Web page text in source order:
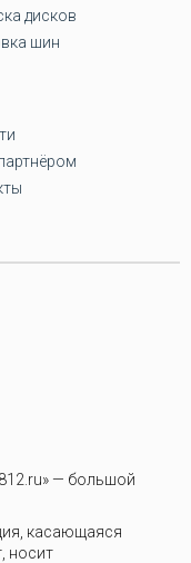
дисков
шин
— большой
касающаяся
носит